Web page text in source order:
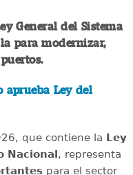
General del Sistema
para modernizar,
aprueba Ley del
que contiene la Ley
Nacional, representa
para el sector